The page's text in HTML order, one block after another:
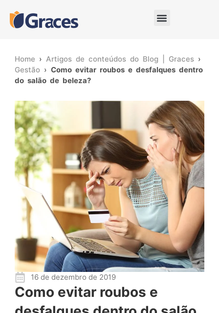
Home › Artigos de conteúdos do Blog | Graces ›
Gestão › Como evitar roubos e desfalques dentro
do salão de beleza?
16 de dezembro de 2019
Como evitar roubos e